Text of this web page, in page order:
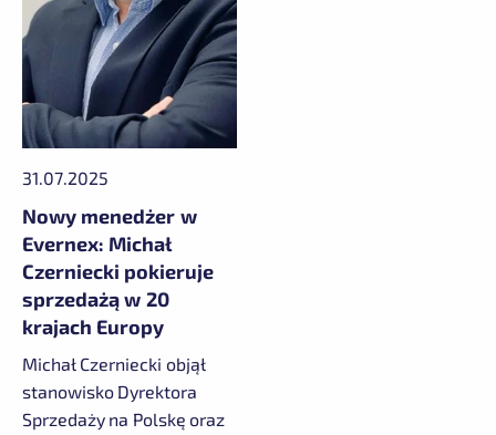
31.07.2025
Nowy menedżer w
Evernex: Michał
Czerniecki pokieruje
sprzedażą w 20
krajach Europy
Michał Czerniecki objął
stanowisko Dyrektora
Sprzedaży na Polskę oraz